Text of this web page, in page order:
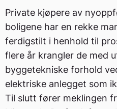
Private kjøpere av
boligene har en rekke
ferdigstilt i henhold til
flere år krangler de med
byggetekniske forhold
elektriske anlegget som
Til slutt fører meklingen